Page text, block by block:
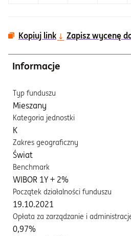
Kopiuj link Zapisz wycenę
Informacje
Typ funduszu
Mieszany
Kategoria jednostki
K
Zakres geograficzny
Świat
Benchmark
WIBOR 1Y + 2%
Początek działalności funduszu
19.10.2021
Opłata za zarządzanie i
0,97%